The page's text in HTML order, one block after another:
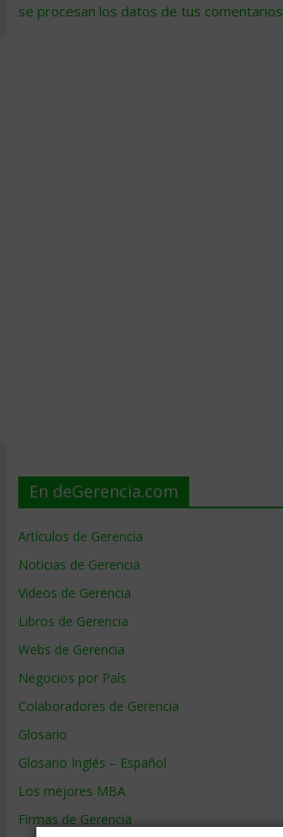
se procesan los datos de tus comentarios
En deGerencia.com
Artículos de Gerencia
Noticias de Gerencia
Videos de Gerencia
Libros de Gerencia
Webs de Gerencia
Negocios por País
Colaboradores de Gerencia
Glosario
Glosario Inglés – Español
Los mejores MBA
Firmas de Gerencia